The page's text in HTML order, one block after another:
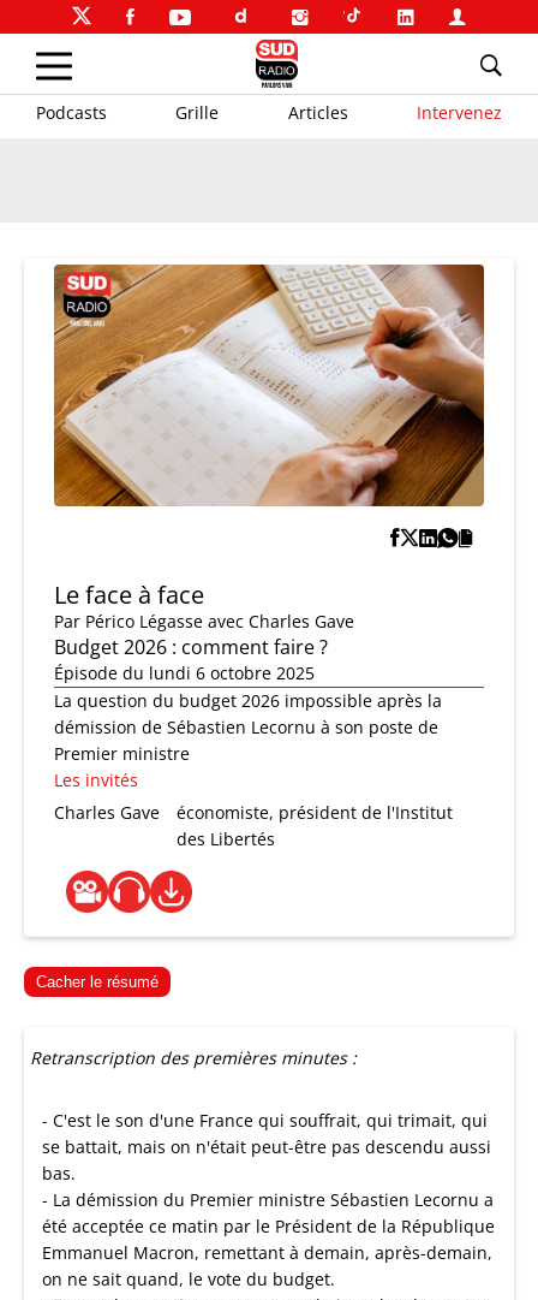
Podcasts Grille Articles Intervenez
Le face à face
Par Périco Légasse avec Charles Gave
Budget 2026 : comment faire ?
Épisode du lundi 6 octobre 2025
La question du budget 2026 impossible après la
démission de Sébastien Lecornu à son poste de
Premier ministre
Les invités
Charles Gave
économiste, président de l'Institut
des Libertés
Cacher le résumé
Retranscription des premières minutes :
- C'est le son d'une France qui souffrait, qui trimait, qui
se battait, mais on n'était peut-être pas descendu aussi
bas.
- La démission du Premier ministre Sébastien Lecornu a
été acceptée ce matin par le Président de la République
Emmanuel Macron, remettant à demain, après-demain,
on ne sait quand, le vote du budget.